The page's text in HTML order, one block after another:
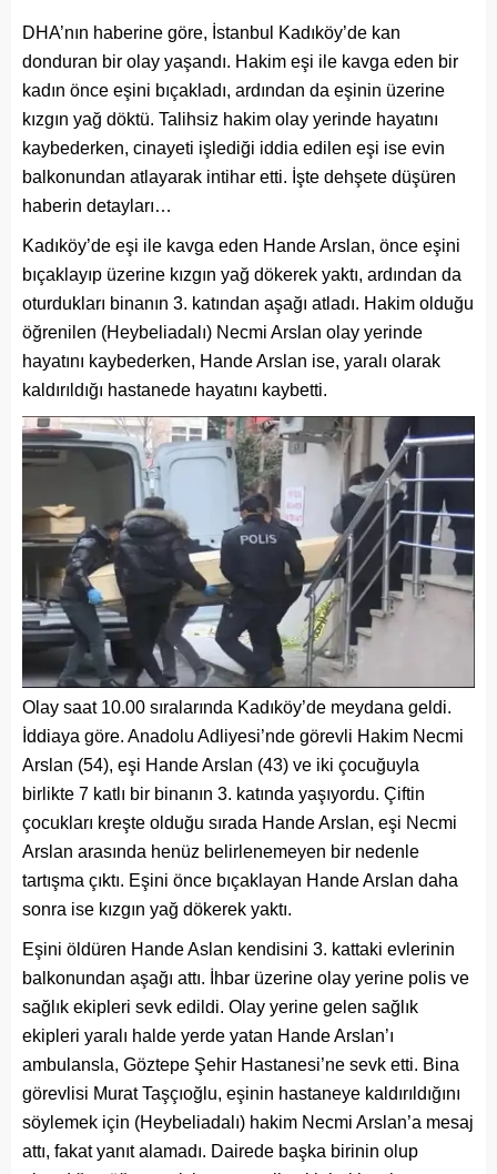
DHA’nın haberine göre, İstanbul Kadıköy’de kan
donduran bir olay yaşandı. Hakim eşi ile kavga eden bir
kadın önce eşini bıçakladı, ardından da eşinin üzerine
kızgın yağ döktü. Talihsiz hakim olay yerinde hayatını
kaybederken, cinayeti işlediği iddia edilen eşi ise evin
balkonundan atlayarak intihar etti. İşte dehşete düşüren
haberin detayları…
Kadıköy’de eşi ile kavga eden Hande Arslan, önce eşini
bıçaklayıp üzerine kızgın yağ dökerek yaktı, ardından da
oturdukları binanın 3. katından aşağı atladı. Hakim olduğu
öğrenilen (Heybeliadalı) Necmi Arslan olay yerinde
hayatını kaybederken, Hande Arslan ise, yaralı olarak
kaldırıldığı hastanede hayatını kaybetti.
Olay saat 10.00 sıralarında Kadıköy’de meydana geldi.
İddiaya göre. Anadolu Adliyesi’nde görevli Hakim Necmi
Arslan (54), eşi Hande Arslan (43) ve iki çocuğuyla
birlikte 7 katlı bir binanın 3. katında yaşıyordu. Çiftin
çocukları kreşte olduğu sırada Hande Arslan, eşi Necmi
Arslan arasında henüz belirlenemeyen bir nedenle
tartışma çıktı. Eşini önce bıçaklayan Hande Arslan daha
sonra ise kızgın yağ dökerek yaktı.
Eşini öldüren Hande Aslan kendisini 3. kattaki evlerinin
balkonundan aşağı attı. İhbar üzerine olay yerine polis ve
sağlık ekipleri sevk edildi. Olay yerine gelen sağlık
ekipleri yaralı halde yerde yatan Hande Arslan’ı
ambulansla, Göztepe Şehir Hastanesi’ne sevk etti. Bina
görevlisi Murat Taşçıoğlu, eşinin hastaneye kaldırıldığını
söylemek için (Heybeliadalı) hakim Necmi Arslan’a mesaj
attı, fakat yanıt alamadı. Dairede başka birinin olup